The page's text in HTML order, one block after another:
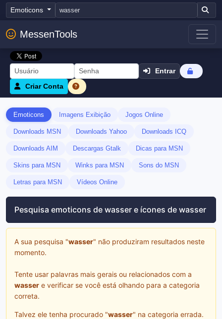
Emoticons
MessenTools
Entrar
Criar Conta
Emoticons Imagens Exibição Jogos Online
Downloads MSN Downloads Yahoo Downloads ICQ
Downloads AIM Descargas Gtalk Dicas para MSN
Skins para MSN Winks para MSN Sons do MSN
Letras para MSN Vídeos Online
Pesquisa emoticons de wasser e ícones de wasser
A sua pesquisa "wasser" não produziram resultados neste
momento.
Tente usar palavras mais gerais ou relacionados com a
wasser e verificar se você está olhando para a categoria
correta.
Talvez ele tenha procurado "wasser" na categoria errada.